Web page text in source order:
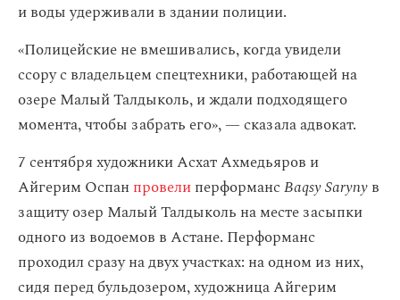
и воды удерживали в здании полиции.
«Полицейские не вмешивались, когда увидели
ссору с владельцем спецтехники, работающей на
озере Малый Талдыколь, и ждали подходящего
момента, чтобы забрать его», — сказала адвокат.
7 сентября художники Асхат Ахмедьяров и
Айгерим Оспан провелиперформансBaqsy Sarynyв
защиту озер Малый Талдыколь на месте засыпки
одного из водоемов в Астане. Перформанс
проходил сразу на двух участках: на одном из них,
сидя перед бульдозером, художница Айгерим